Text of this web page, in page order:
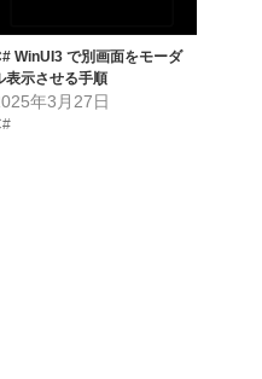
WinUI3 で別画面をモーダ
表示させる手順
年3月27日